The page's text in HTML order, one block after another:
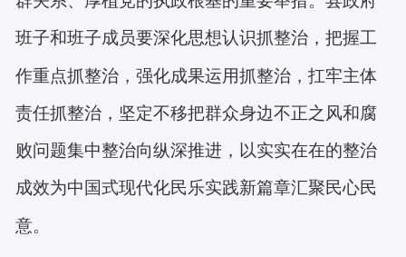
班子和班子成员要深化思想认识抓整治，把握工
作重点抓整治，强化成果运用抓整治，扛牢主体
责任抓整治，坚定不移把群众身边不正之风和腐
败问题集中整治向纵深推进，以实实在在的整治
成效为中国式现代化民乐实践新篇章汇聚民心民
意。